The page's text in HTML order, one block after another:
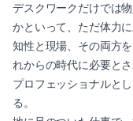
デスクワークだけでは物
かといって、ただ体力に
知性と現場、その両方
れからの時代に必要と
プロフェッショナルと
る。